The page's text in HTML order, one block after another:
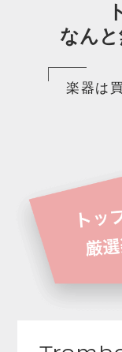
なんと
楽器は